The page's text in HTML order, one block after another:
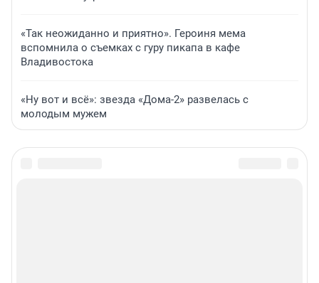
«Так неожиданно и приятно». Героиня мема
вспомнила о съемках с гуру пикапа в кафе
Владивостока
«Ну вот и всё»: звезда «Дома-2» развелась с
молодым мужем